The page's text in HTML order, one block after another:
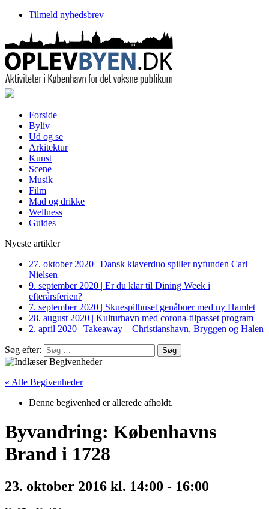
Tilmeld nyhedsbrev
Forside
Byliv
Ud og se
Arkitektur
Kunst
Scene
Musik
Film
Mad og drikke
Wellness
Guides
Nyeste artikler
27. oktober 2020 | Dansk klaverduo spiller nyfunden Carl
Nielsen
9. september 2020 | Er du klar til Dining Week i
efterårsferien?
7. september 2020 | Skuespilhuset genåbner med ny Hamlet
28. august 2020 | Kulturhavn med corona-tilpasset program
2. april 2020 | Takeaway – Christianshavn, Bryggen og Halen
Søg efter:
« Alle Begivenheder
Denne begivenhed er allerede afholdt.
Byvandring: Københavns
Brand i 1728
23. oktober 2016 kl. 14:00 - 16:00